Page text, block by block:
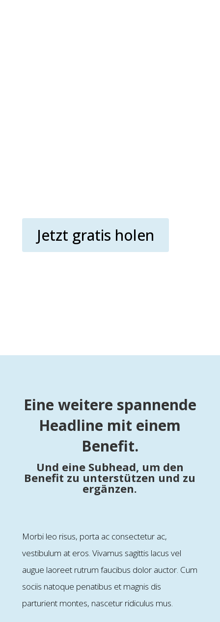
Jetzt gratis holen
Eine weitere spannende
Headline mit einem
Benefit.
Und eine Subhead, um den
Benefit zu unterstützen und zu
ergänzen.
Morbi leo risus, porta ac consectetur ac,
vestibulum at eros. Vivamus sagittis lacus vel
augue laoreet rutrum faucibus dolor auctor. Cum
sociis natoque penatibus et magnis dis
parturient montes, nascetur ridiculus mus.